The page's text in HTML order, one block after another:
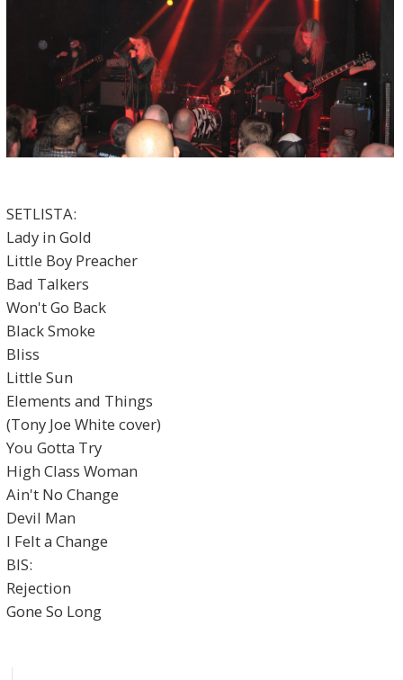
SETLISTA:
Lady in Gold
Little Boy Preacher
Bad Talkers
Won't Go Back
Black Smoke
Bliss
Little Sun
Elements and Things
(Tony Joe White cover)
You Gotta Try
High Class Woman
Ain't No Change
Devil Man
I Felt a Change
BIS:
Rejection
Gone So Long